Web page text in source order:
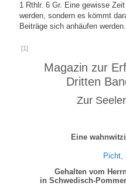
1 Rthlr. 6 Gr. Eine gewisse
werden, sondern es kömmt
Beiträge sich anhäufen werden.
[1]
Magazin zur
Dritten
Zur
Eine
Picht,
Gehalten vom
in Schwedisch-